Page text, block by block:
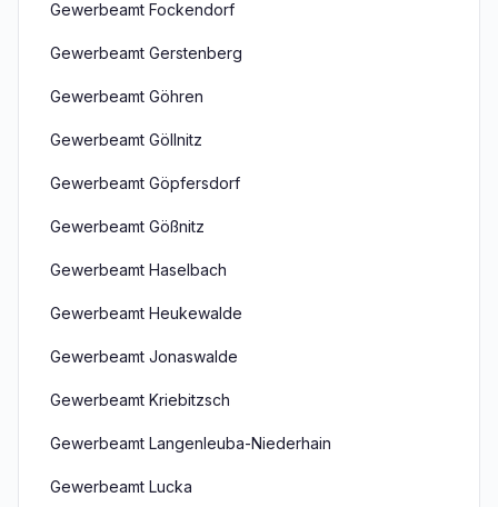
Gewerbeamt Fockendorf
Gewerbeamt Gerstenberg
Gewerbeamt Göhren
Gewerbeamt Göllnitz
Gewerbeamt Göpfersdorf
Gewerbeamt Gößnitz
Gewerbeamt Haselbach
Gewerbeamt Heukewalde
Gewerbeamt Jonaswalde
Gewerbeamt Kriebitzsch
Gewerbeamt Langenleuba-Niederhain
Gewerbeamt Lucka